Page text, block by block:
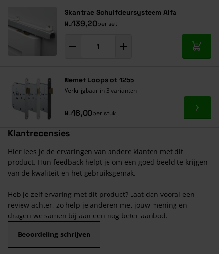
Skantrae Schuifdeursysteem Alfa
Nu139,20per set
In
Nemef Loopslot 1255
Verkrijgbaar in 3 varianten
Nu16,00per stuk Ga
Klantrecensies
Hier lees je de ervaringen van andere klanten met dit
product. Hun feedback helpt je om een goed beeld te krijgen
van de kwaliteit en het gebruiksgemak.
Heb je zelf ervaring met dit product? Laat dan vooral een
review achter, zo help je anderen met jouw mening en
dragen we samen bij aan een nog beter aanbod.
Beoordeling schrijven